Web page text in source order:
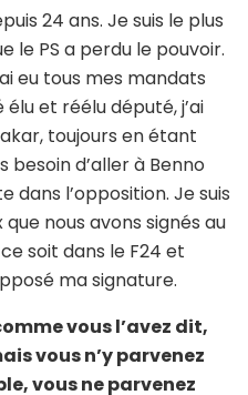
24 ans. Je suis le plus
le PS a perdu le pouvoir.
eu tous mes mandats
et réélu député, j’ai
toujours en étant
besoin d’aller à Benno
dans l’opposition. Je suis
nous avons signés au
soit dans le F24 et
ma signature.
vous l’avez dit,
vous n’y parvenez
vous ne parvenez